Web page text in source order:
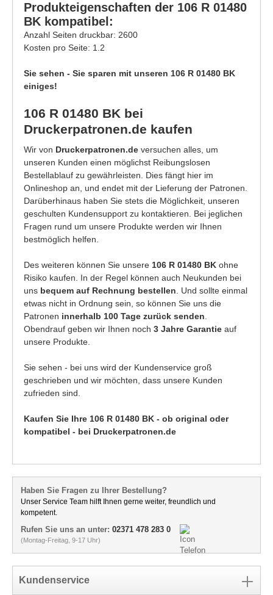
Produkteigenschaften der 106 R 01480
BK kompatibel:
Anzahl Seiten druckbar: 2600
Kosten pro Seite: 1.2
Sie sehen - Sie sparen mit unseren 106 R 01480 BK
einiges!
106 R 01480 BK bei
Druckerpatronen.de kaufen
Wir von Druckerpatronen.de versuchen alles, um
unseren Kunden einen möglichst Reibungslosen
Bestellablauf zu gewährleisten. Dies fängt hier im
Onlineshop an, und endet mit der Lieferung der Patronen.
Darüberhinaus haben Sie stets die Möglichkeit, unseren
geschulten Kundensupport zu kontaktieren. Bei jeglichen
Fragen rund um unsere Produkte werden wir Ihnen
bestmöglich helfen.
Des weiteren können Sie unsere 106 R 01480 BK ohne
Risiko kaufen. In der Regel können auch Neukunden bei
uns bequem auf Rechnung bestellen. Und sollte einmal
etwas nicht in Ordnung sein, so können Sie uns die
Patronen innerhalb 100 Tage zurück senden.
Obendrauf geben wir Ihnen noch 3 Jahre Garantie auf
unsere Produkte.
Sie sehen - bei uns wird der Kundenservice groß
geschrieben und wir möchten, dass unsere Kunden
zufrieden sind.
Kaufen Sie Ihre 106 R 01480 BK - ob original oder
kompatibel - bei Druckerpatronen.de
Haben Sie Fragen zu Ihrer Bestellung?
Unser Service Team hilft Ihnen gerne weiter, freundlich und
kompetent.
Rufen Sie uns an unter: 02371 478 283 0
(Montag-Freitag, 9-17 Uhr)
Kundenservice